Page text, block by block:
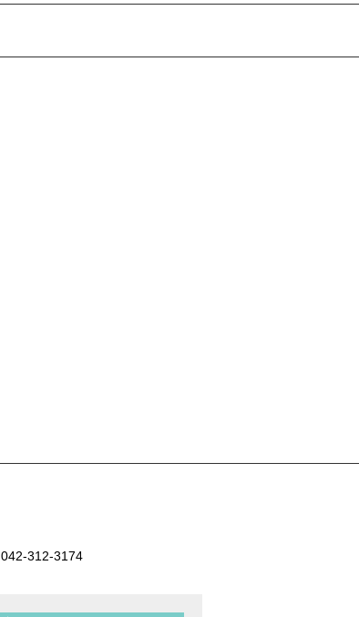
042-312-3174